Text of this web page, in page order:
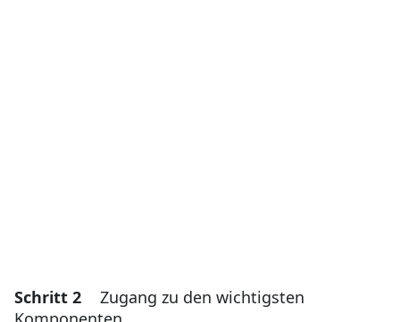
Schritt 2
Zugang zu den wichtigsten